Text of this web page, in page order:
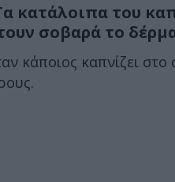
κατάλοιπα του
σοβαρά το
κάποιος καπνίζει στο